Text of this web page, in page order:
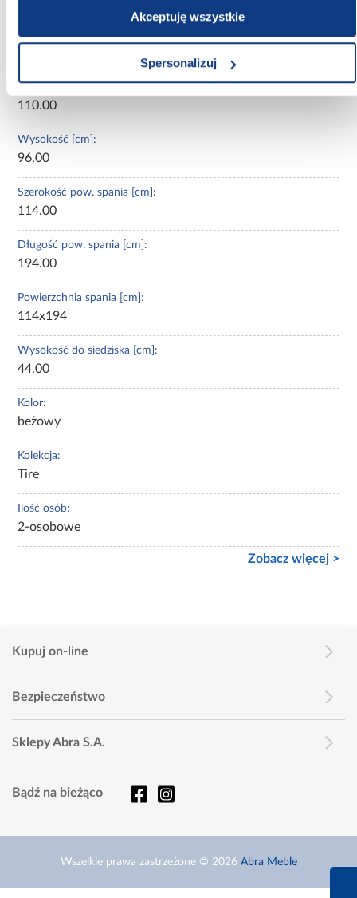
Akceptuję wszystkie
Spersonalizuj
Szerokość [cm]:
Głębokość [cm]:
110.00
Wysokość [cm]:
96.00
Szerokość pow. spania [cm]:
114.00
Długość pow. spania [cm]:
194.00
Powierzchnia spania [cm]:
114x194
Wysokość do siedziska [cm]:
44.00
Kolor:
beżowy
Kolekcja:
Tire
Ilość osób:
2-osobowe
Zobacz więcej >
Kupuj on-line
Bezpieczeństwo
Sklepy Abra S.A.
Bądź na bieżąco
Wszelkie prawa zastrzeżone © 2026 Abra Meble